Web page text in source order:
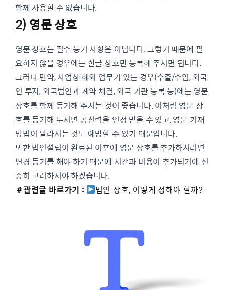
함께 사용할 수 없습니다.
2) 영문 상호
영문 상호는 필수 등기 사항은 아닙니다. 그렇기 때문에 필
요하지 않을 경우에는 한글 상호만 등록해 주시면 됩니다.
그러나 만약, 사업상 해외 업무가 있는 경우(수출/수입, 외국
인 투자, 외국법인과 계약 체결, 외국 기관 등록 등)에는 영문
상호를 함께 등기해 주시는 것이 좋습니다. 이처럼 영문 상
호를 등기해 두시면 공신력을 인정 받을 수 있고, 영문 기재
방법이 달라지는 것도 예방할 수 있기 때문입니다.
또한 법인설립이 완료된 이후에 영문 상호를 추가하시려면
변경 등기를 해야 하기 때문에 시간과 비용이 추가되기에 신
중히 고려하셔야 하겠습니다.
＃관련글 바로가기 :
법인 상호, 어떻게 정해야 할까?